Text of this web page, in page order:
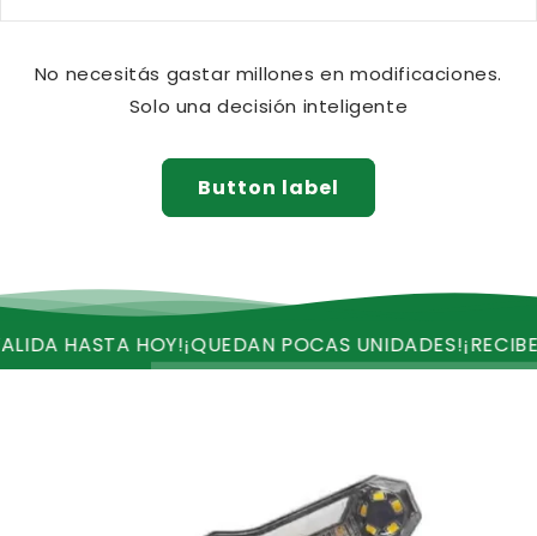
No necesitás gastar millones en modificaciones.
Solo una decisión inteligente
Button label
HASTA HOY! ¡QUEDAN POCAS UNIDADES!¡RECIBE